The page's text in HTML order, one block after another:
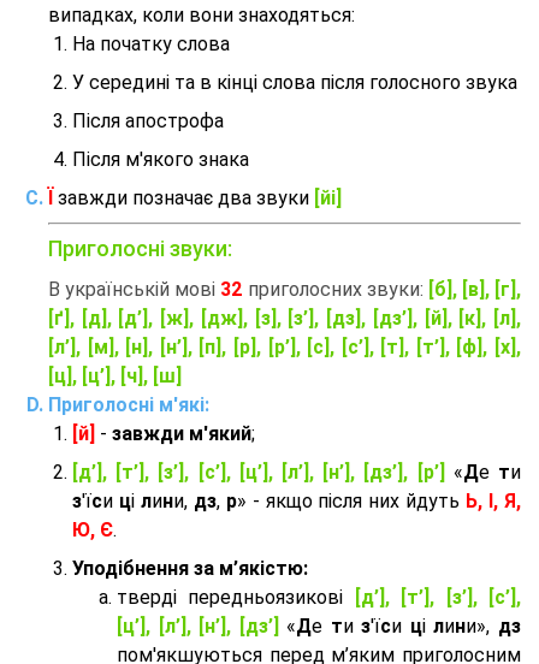
випадках, коли вони знаходяться:
На початку слова
У середині та в кінці слова після голосного звука
Після апострофа
Після м'якого знака
завжди позначає два звуки [йі]
Приголосні звуки:
В українській мові 32 приголосних звуки: [б], [в], [г],
[ґ], [д], [д’], [ж], [дж], [з], [з’], [дз], [дз’], [й], [к], [л],
[л’], [м], [н], [н’], [п], [р], [р’], [с], [с’], [т], [т’], [ф], [х],
[ц], [ц’], [ч], [ш]
Приголосні м'які:
[й] - завжди м'який;
[д’], [т’], [з’], [с’], [ц’], [л’], [н’], [дз’], [р’]
«Де ти
з'їси ці лини, дз, р» - якщо після них йдуть Ь, І, Я,
Ю, Є.
Уподібнення за м’якістю:
тверді передньоязикові
[д’], [т’], [з’], [с’],
[ц’], [л’], [н’], [дз’] «Де тиз'їси цілини», дз
пом'якшуються перед м’яким приголосним